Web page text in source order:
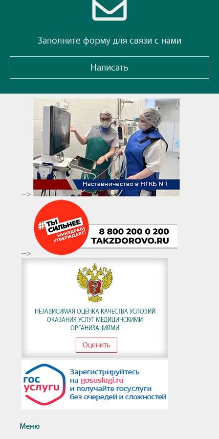
Заполните форму для связи с нами
Написать
-->
-->
НЕЗАВИСИМАЯ ОЦЕНКА КАЧЕСТВА УСЛОВИЙ
ОКАЗАНИЯ УСЛУГ МЕДИЦИНСКИМИ
ОРГАНИЗАЦИЯМИ
Оценить
Меню